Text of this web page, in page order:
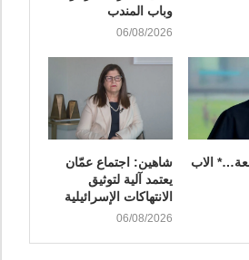
وباب المندب
06/08/2026
الاب
شاهين: اجتماع عمّان
يعتمد آلية لتوثيق
الانتهاكات الإسرائيلية
06/08/2026